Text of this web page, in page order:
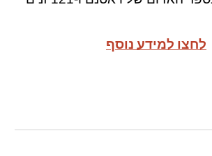
לחצו למידע נוסף